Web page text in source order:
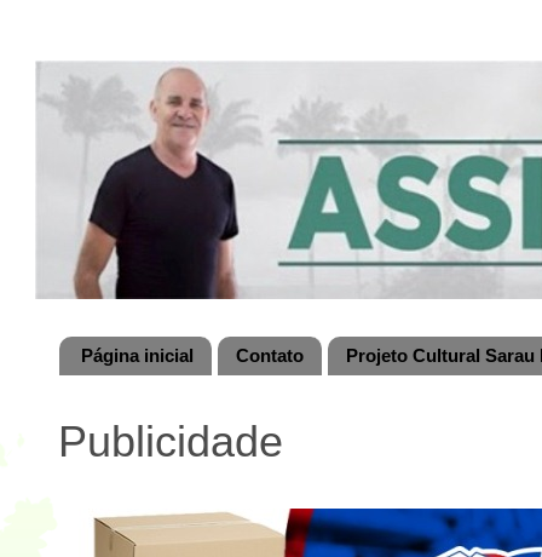
Página inicial Contato Projeto Cultural
Publicidade